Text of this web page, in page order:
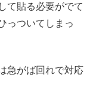
て貼る必要がでて
っついてしまっ
急がば回れで対応